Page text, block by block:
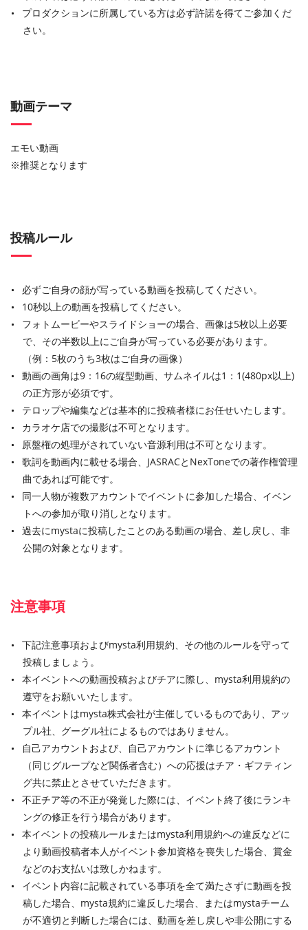
プロダクションに所属している方は必ず許諾を得てご参加くだ
さい。
動画テーマ
エモい動画
※推奨となります
投稿ルール
必ずご自身の顔が写っている動画を投稿してください。
10秒以上の動画を投稿してください。
フォトムービーやスライドショーの場合、画像は5枚以上必要
で、その半数以上にご自身が写っている必要があります。
（例：5枚のうち3枚はご自身の画像）
動画の画角は9：16の縦型動画、サムネイルは1：1(480px以上)
の正方形が必須です。
テロップや編集などは基本的に投稿者様にお任せいたします。
カラオケ店での撮影は不可となります。
原盤権の処理がされていない音源利用は不可となります。
歌詞を動画内に載せる場合、JASRACとNexToneでの著作権管理
曲であれば可能です。
同一人物が複数アカウントでイベントに参加した場合、イベン
トへの参加が取り消しとなります。
過去にmystaに投稿したことのある動画の場合、差し戻し、非
公開の対象となります。
注意事項
下記注意事項およびmysta利用規約、その他のルールを守って
投稿しましょう。
本イベントへの動画投稿およびチアに際し、mysta利用規約の
遵守をお願いいたします。
本イベントはmysta株式会社が主催しているものであり、アッ
プル社、グーグル社によるものではありません。
自己アカウントおよび、自己アカウントに準じるアカウント
（同じグループなど関係者含む）への応援はチア・ギフティン
グ共に禁止とさせていただきます。
不正チア等の不正が発覚した際には、イベント終了後にランキ
ングの修正を行う場合があります。
本イベントの投稿ルールまたはmysta利用規約への違反などに
より動画投稿者本人がイベント参加資格を喪失した場合、賞金
などのお支払いは致しかねます。
イベント内容に記載されている事項を全て満たさずに動画を投
稿した場合、mysta規約に違反した場合、またはmystaチーム
が不適切と判断した場合には、動画を差し戻しや非公開にする